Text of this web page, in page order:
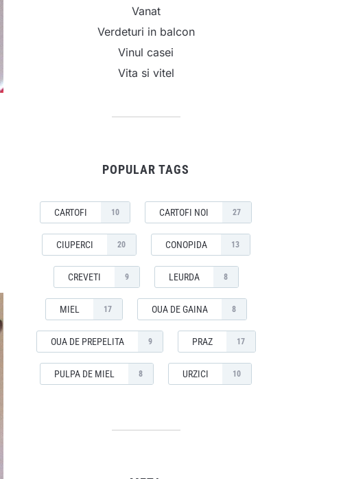
Vanat
Verdeturi in balcon
Vinul casei
Vita si vitel
POPULAR TAGS
CARTOFI 10 CARTOFI NOI 27
CIUPERCI 20 CONOPIDA 13
CREVETI 9 LEURDA 8
MIEL 17 OUA DE GAINA 8
OUA DE PREPELITA 9 PRAZ 17
PULPA DE MIEL 8 URZICI 10